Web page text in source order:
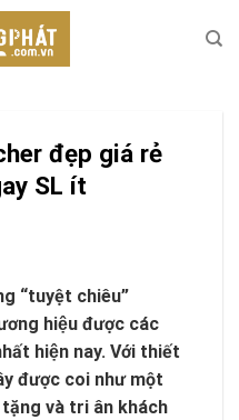
đẹp giá rẻ
SL ít
“tuyệt chiêu”
hiệu được các
hiện nay. Với thiết
được coi như một
tặng và tri ân khách